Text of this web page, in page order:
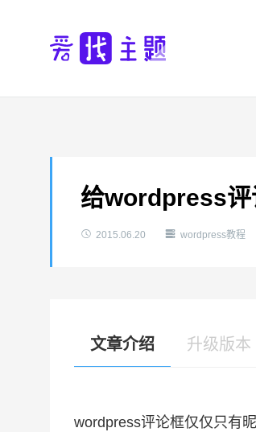
给wordpress评
 2015.06.20  wordpress教程
文章介绍 升级版本
wordpress评论框仅仅只有